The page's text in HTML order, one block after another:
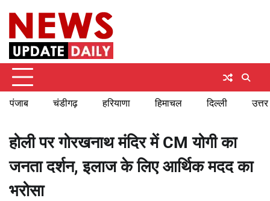
content
पंजाब चंडीगढ़ हरियाणा हिमाचल दिल्ली
होली पर गोरखनाथ मंदिर में CM योगी का
जनता दर्शन, इलाज के लिए आर्थिक मदद का
भरोसा